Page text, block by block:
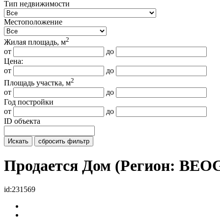
Тип недвижимости
Местоположение
Жилая площадь, м2
от
до
Цена:
от
до
Площадь участка, м2
от
до
Год постройки
от
до
ID объекта
Искать сбросить фильтр
Продается Дом (Регион:
id:231569